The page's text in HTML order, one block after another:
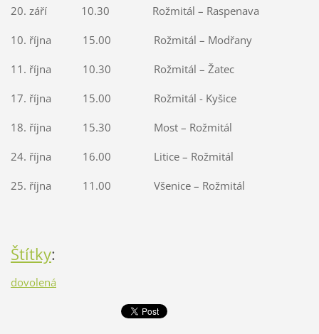
20. září 10.30 Rožmitál – Raspenava
10. října 15.00 Rožmitál – Modřany
11. října 10.30 Rožmitál – Žatec
17. října 15.00 Rožmitál - Kyšice
18. října 15.30 Most – Rožmitál
24. října 16.00 Litice – Rožmitál
25. října 11.00 Všenice – Rožmitál
Štítky:
dovolená